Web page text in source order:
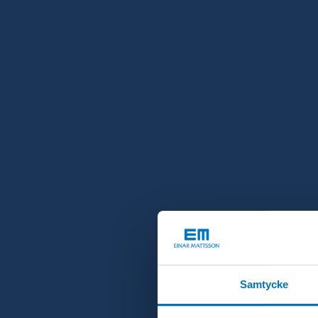
Samtycke